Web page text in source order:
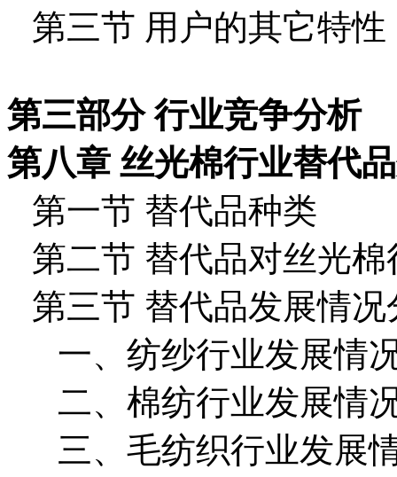
第三节 用户的其它特性
第三部分 行业竞争分析
第八章 丝光棉行业替代
第一节 替代品种类
第二节 替代品对丝光
第三节 替代品发展情况
一、纺纱行业发展情
二、棉纺行业发展情
三、毛纺织行业发展